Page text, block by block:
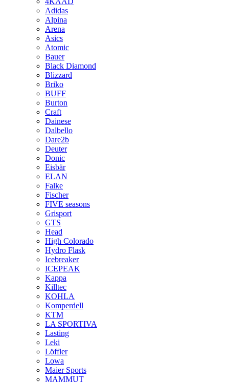
Adidas
Alpina
Arena
Asics
Atomic
Bauer
Black Diamond
Blizzard
Briko
BUFF
Burton
Craft
Dainese
Dalbello
Dare2b
Deuter
Donic
Eisbär
ELAN
Falke
Fischer
FIVE seasons
Grisport
GTS
Head
High Colorado
Hydro Flask
Icebreaker
ICEPEAK
Kappa
Killtec
KOHLA
Komperdell
KTM
LA SPORTIVA
Lasting
Leki
Löffler
Lowa
Maier Sports
MAMMUT